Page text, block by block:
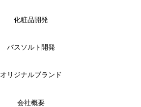
化粧品開発
バスソルト開発
オリジナルブランド
会社概要